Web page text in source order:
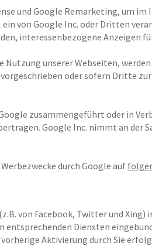
und Google Remarketing, um
von Google Inc. oder Dritten
interessenbezogene Anzeigen
unserer Webseiten,
oder sofern Dritte
zusammengeführt oder in
Google Inc. nimmt an der
durch Google auf
von Facebook, Twitter und
entsprechenden Diensten
Aktivierung durch Sie